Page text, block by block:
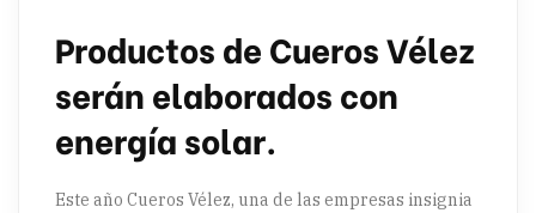
Productos de Cueros Vélez
serán elaborados con
energía solar.
Este año Cueros Vélez, una de las empresas insignia